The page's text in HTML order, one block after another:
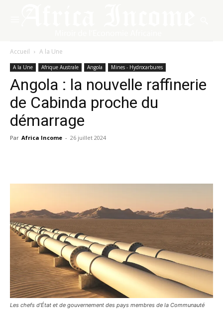
Accueil A la Une
A la Une Afrique Australe Angola Mines - Hydrocarbures
Angola : la nouvelle raffinerie
de Cabinda proche du
démarrage
Par Africa Income - 26 juillet 2024
Les chefs d'État et de gouvernement des pays membres de la Communauté